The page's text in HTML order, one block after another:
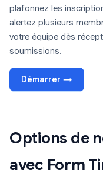
plafonnez les
alertez plusieurs
votre équipe dès
soumissions.
Démarrer →
Options de
avec Form